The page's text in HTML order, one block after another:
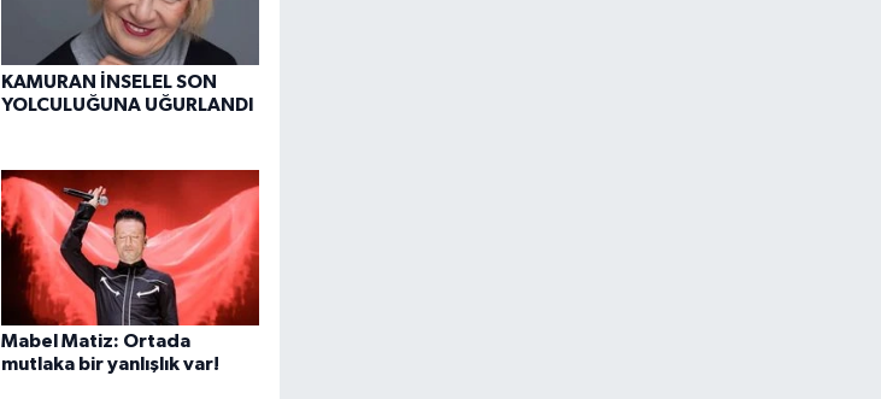
KAMURAN İNSELEL SON
YOLCULUĞUNA UĞURLANDI
Mabel Matiz: Ortada
mutlaka bir yanlışlık var!